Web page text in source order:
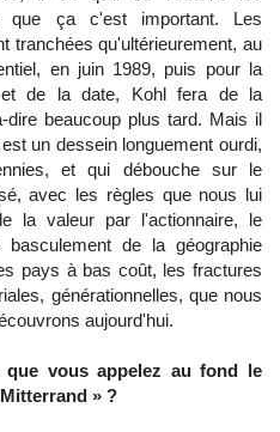
que ça c'est important. Les
tranchées qu'ultérieurement, au
en juin 1989, puis pour la
de la date, Kohl fera de la
beaucoup plus tard. Mais il
un dessein longuement ourdi,
et qui débouche sur le
avec les règles que nous lui
la valeur par l'actionnaire, le
de la géographie
pays à bas coût, les fractures
générationnelles, que nous
aujourd'hui.
vous appelez au fond le
» ?